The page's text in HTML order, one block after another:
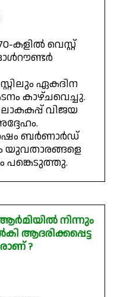
കളിൽ വെസ്റ്റ്
ഏകദിന
കാഴ്ചവെച്ചു.
വിജയ
ബർണാർഡ്
യുവതാരങ്ങളെ
പങ്കെടുത്തു.
നിന്നും
ആദരിക്കപ്പെട്ട
?